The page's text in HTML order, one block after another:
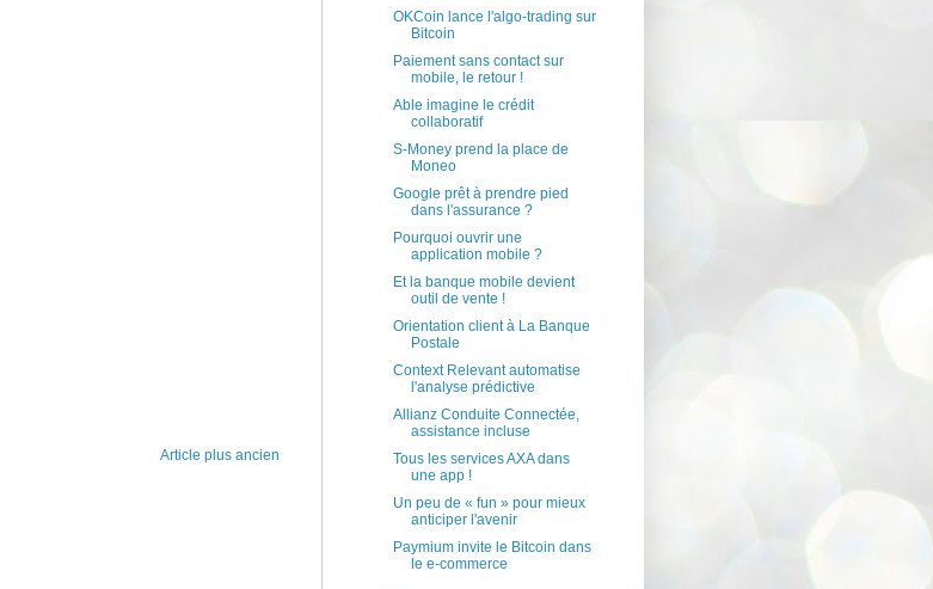
Article plus ancien
OKCoin lance l'algo-trading sur
Bitcoin
Paiement sans contact sur
mobile, le retour !
Able imagine le crédit
collaboratif
S-Money prend la place de
Moneo
Google prêt à prendre pied
dans l'assurance ?
Pourquoi ouvrir une
application mobile ?
Et la banque mobile devient
outil de vente !
Orientation client à La Banque
Postale
Context Relevant automatise
l'analyse prédictive
Allianz Conduite Connectée,
assistance incluse
Tous les services AXA dans
une app !
Un peu de « fun » pour mieux
anticiper l'avenir
Paymium invite le Bitcoin dans
le e-commerce